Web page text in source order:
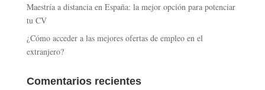
Maestría a distancia en España: la mejor opción para potenciar
tu CV
¿Cómo acceder a las mejores ofertas de empleo en el
extranjero?
Comentarios recientes